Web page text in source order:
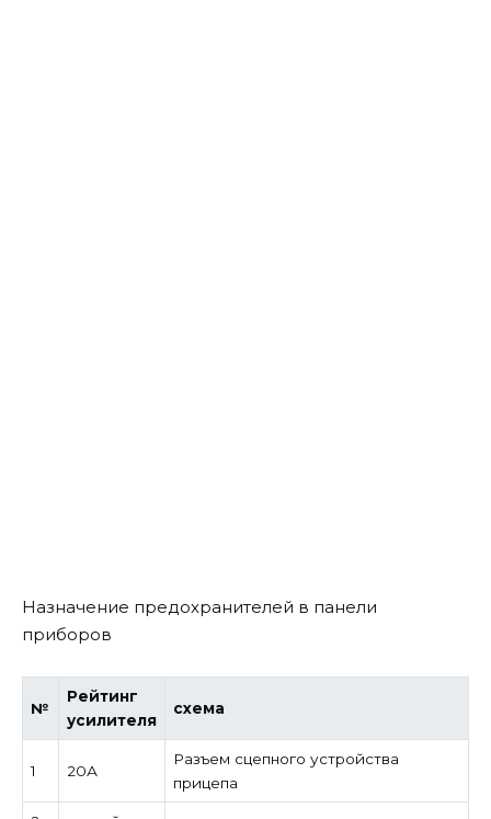
Назначение предохранителей в панели
приборов
№
Рейтинг
усилителя
схема
1 20А
Разъем сцепного устройства
прицепа